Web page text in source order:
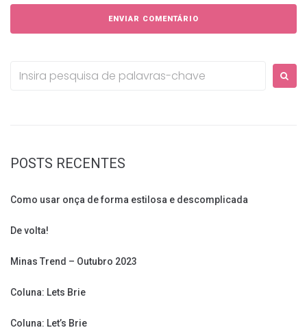
Procurar:
POSTS RECENTES
Como usar onça de forma estilosa e descomplicada
De volta!
Minas Trend – Outubro 2023
Coluna: Lets Brie
Coluna: Let’s Brie